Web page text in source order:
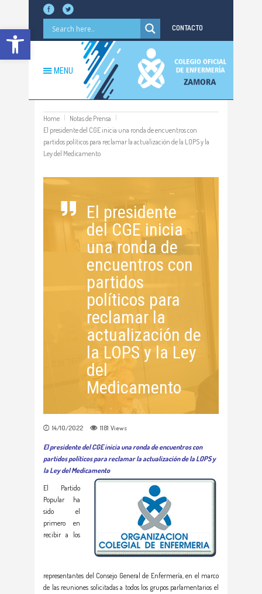
Abrir barra de herramientas CONTACTO
MENU
Home
Notas de Prensa
El presidente del CGE inicia una ronda de encuentros con
partidos políticos para reclamar la actualización de la LOPS y la
Ley del Medicamento
El presidente
del CGE inicia
una ronda de
encuentros con
partidos
políticos para
reclamar la
actualización de
la LOPS y la Ley
del
Medicamento
14/10/2022 1181 Views
El presidente del CGE inicia una ronda de encuentros con
partidos políticos para reclamar la actualización de la LOPS y
la Ley del Medicamento
El Partido
Popular ha
sido el
primero en
recibir a los
representantes del Consejo General de Enfermería, en el marco
de las reuniones solicitadas a todos los grupos parlamentarios el